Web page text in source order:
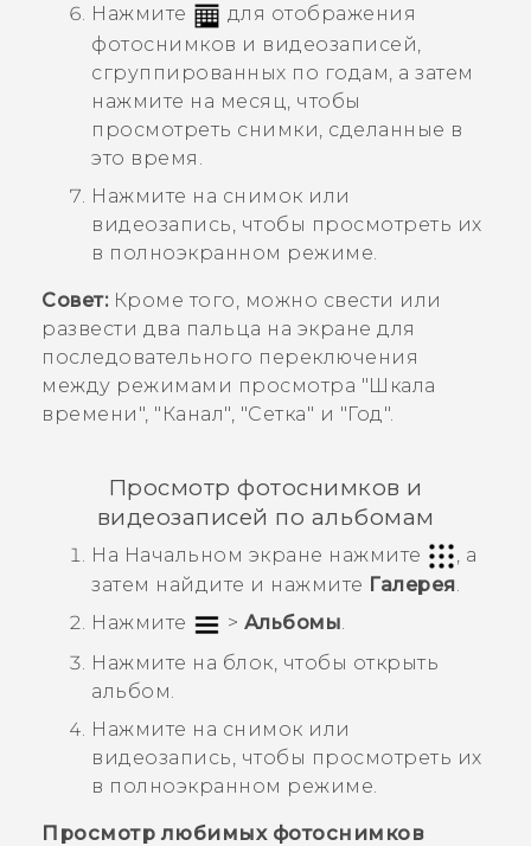
Нажмите
для отображения
фотоснимков и видеозаписей,
сгруппированных по годам, а затем
нажмите на месяц, чтобы
просмотреть снимки, сделанные в
это время.
Нажмите на снимок или
видеозапись, чтобы просмотреть их
в полноэкранном режиме.
Совет:Кроме того, можно свести или
развести два пальца на экране для
последовательного переключения
между режимами просмотра "‍Шкала
времени"‍, "‍Канал"‍, "‍Сетка"‍ и "‍Год"‍.
Просмотр фотоснимков и
видеозаписей по альбомам
На Начальном экране нажмите
, а
затем найдите и нажмите Галерея.
Нажмите
> Альбомы.
Нажмите на блок, чтобы открыть
альбом.
Нажмите на снимок или
видеозапись, чтобы просмотреть их
в полноэкранном режиме.
Просмотр любимых фотоснимков